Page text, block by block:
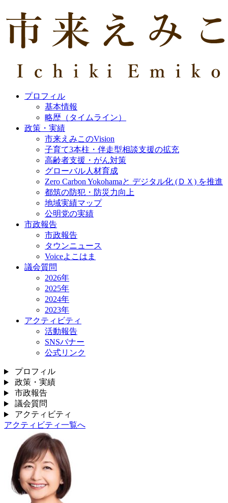
プロフィル
基本情報
略歴（タイムライン）
政策・実績
市来えみこのVision
子育て3本柱・伴走型相談支援の拡充
高齢者支援・がん対策
グローバル人材育成
Zero Carbon Yokohamaと デジタル化 (ＤＸ) を推進
都筑の防犯・防災力向上
地域実績マップ
公明党の実績
市政報告
市政報告
タウンニュース
Voiceよこはま
議会質問
2026年
2025年
2024年
2023年
アクティビティ
活動報告
SNSバナー
公式リンク
プロフィル
政策・実績
市政報告
議会質問
アクティビティ
アクティビティ一覧へ